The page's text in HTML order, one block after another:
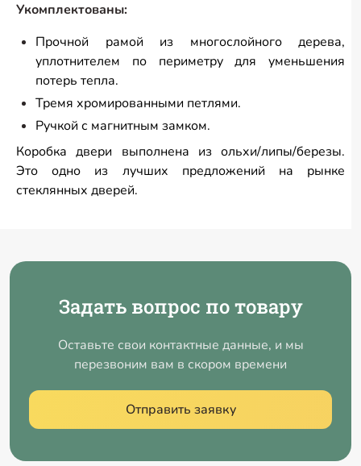
Укомплектованы:
Прочной рамой из многослойного дерева,
уплотнителем по периметру для уменьшения
потерь тепла.
Тремя хромированными петлями.
Ручкой с магнитным замком.
​Коробка двери выполнена из ольхи/липы/березы.
Это одно из лучших предложений на рынке
стеклянных дверей.
Задать вопрос по товару
Оставьте свои контактные данные, и мы
перезвоним вам в скором времени
Отправить заявку